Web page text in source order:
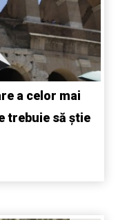
a celor mai
trebuie să știe